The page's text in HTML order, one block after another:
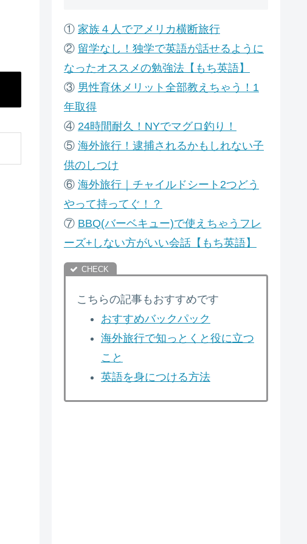
① 家族４人でアメリカ横断旅行
② 留学なし！独学で英語が話せるように
なったオススメの勉強法【もち英語】
③ 男性育休メリット全部教えちゃう！1
年取得
④ 24時間耐久！NYでマグロ釣り！
⑤ 海外旅行！逮捕されるかもしれない子
供のしつけ
⑥ 海外旅行｜チャイルドシート2つどう
やって持ってぐ！？
⑦ BBQ(バーベキュー)で使えちゃうフレ
ーズ+しない方がいい会話【もち英語】
こちらの記事もおすすめです
おすすめバックパック
海外旅行で知っとくと役に立つ
こと
英語を身につける方法